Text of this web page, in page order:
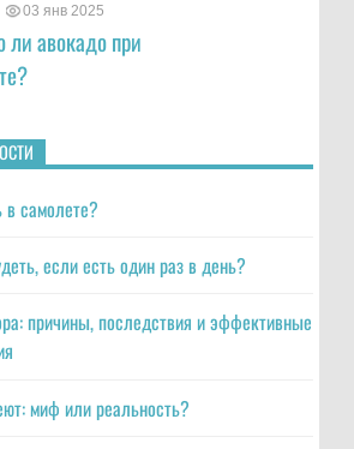
03 янв 2025
авокадо при
самолете?
если есть один раз в день?
причины, последствия и эффективные
миф или реальность?